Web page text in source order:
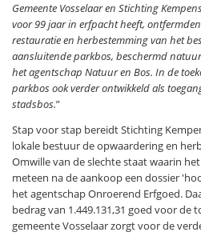
Gemeente Vosselaar en Stichting
voor 99 jaar in erfpacht heeft,
restauratie en herbestemming van het
aansluitende parkbos, beschermd
het agentschap Natuur en Bos. In de
parkbos ook verder ontwikkeld als
stadsbos.”
Stap voor stap bereidt Stichting
lokale bestuur de opwaardering en
Omwille van de slechte staat waarin
meteen na de aankoop een dossier
het agentschap Onroerend Erfgoed.
bedrag van 1.449.131,31 goed voor de
gemeente Vosselaar zorgt voor de